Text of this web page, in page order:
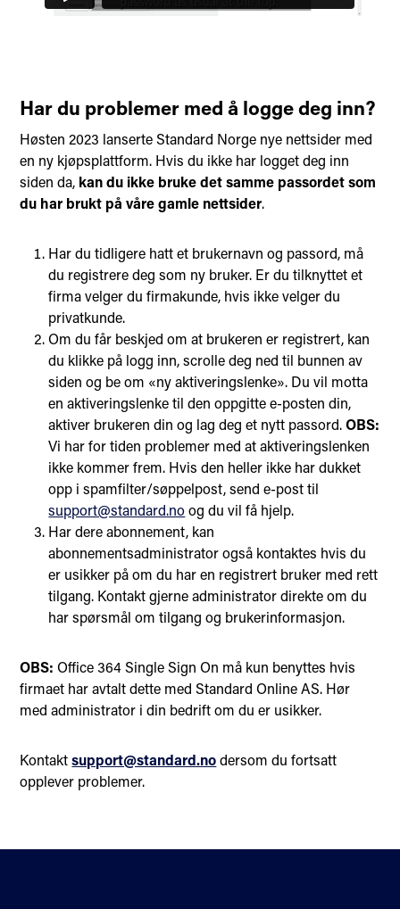
Har du problemer med å logge deg inn?
Høsten 2023 lanserte Standard Norge nye nettsider med
en ny kjøpsplattform. Hvis du ikke har logget deg inn
siden da, kan du ikke bruke det samme passordet som
du har brukt på våre gamle nettsider.
Har du tidligere hatt et brukernavn og passord, må
du registrere deg som ny bruker. Er du tilknyttet et
firma velger du firmakunde, hvis ikke velger du
privatkunde.
Om du får beskjed om at brukeren er registrert, kan
du klikke på logg inn, scrolle deg ned til bunnen av
siden og be om «ny aktiveringslenke». Du vil motta
en aktiveringslenke til den oppgitte e-posten din,
aktiver brukeren din og lag deg et nytt passord.OBS:
Vi har for tiden problemer med at aktiveringslenken
ikke kommer frem. Hvis den heller ikke har dukket
opp i spamfilter/søppelpost, send e-post til
support@standard.noog du vil få hjelp.
Har dere abonnement, kan
abonnementsadministrator også kontaktes hvis du
er usikker på om du har en registrert bruker med rett
tilgang. Kontakt gjerne administrator direkte om du
har spørsmål om tilgang og brukerinformasjon.
OBS: Office 364 Single Sign On må kun benyttes hvis
firmaet har avtalt dette med Standard Online AS. Hør
med administrator i din bedrift om du er usikker.
Kontaktsupport@standard.nodersom du fortsatt
opplever problemer.